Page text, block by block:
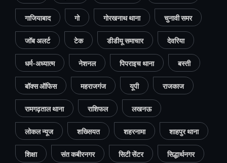
गाजियाबाद गो गोरखनाथ थाना चुनावी समर
जॉब अलर्ट टेक डीडीयू समाचार देवरिया
धर्म-अध्यात्म नेशनल पिपराइच थाना बस्ती
बॉक्स ऑफिस महराजगंज यूपी राजकाज
रामगढ़ताल थाना राशिफल लखनऊ
लोकल न्यूज शख्सियत शहरनामा शाहपुर थाना
शिक्षा संत कबीरनगर सिटी सेंटर सिद्धार्थनगर